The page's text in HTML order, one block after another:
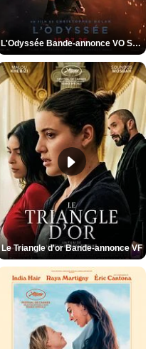
L'Odyssée Bande-annonce VO STFR
Le Triangle d'or Bande-annonce VF